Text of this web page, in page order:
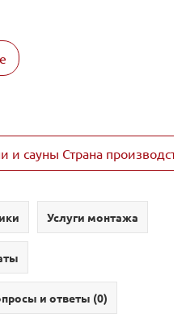
сауны Страна
Услуги монтажа
и ответы (0)